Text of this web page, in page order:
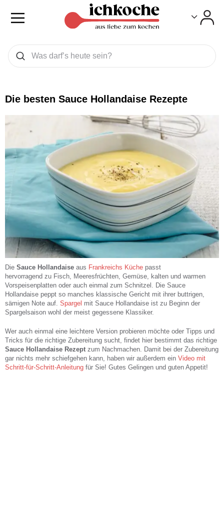
Was wollen Sie suchen
Suchen
Die besten Sauce Hollandaise Rezepte
Die Sauce Hollandaise aus Frankreichs Küche passt
hervorragend zu Fisch, Meeresfrüchten, Gemüse, kalten und warmen
Vorspeisenplatten oder auch einmal zum Schnitzel. Die Sauce
Hollandaise peppt so manches klassische Gericht mit ihrer buttrigen,
sämigen Note auf. Spargel mit Sauce Hollandaise ist zu Beginn der
Spargelsaison wohl der meist gegessene Klassiker.
Wer auch einmal eine leichtere Version probieren möchte oder Tipps und
Tricks für die richtige Zubereitung sucht, findet hier bestimmt das richtige
Sauce Hollandaise Rezept zum Nachmachen. Damit bei der Zubereitung
gar nichts mehr schiefgehen kann, haben wir außerdem ein Video mit
Schritt-für-Schritt-Anleitung für Sie! Gutes Gelingen und guten Appetit!